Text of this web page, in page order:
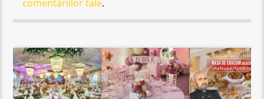
comentariilor tale.